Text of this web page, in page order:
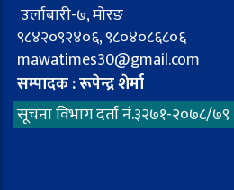
उर्लाबारी-७, मोरङ
९८४२०९२४०६, ९८०४०८६८०६
mawatimes30@gmail.com
सम्पादक : रूपेन्द्र शेर्मा
सूचना विभाग दर्ता नं.३२७१-२०७८/७९